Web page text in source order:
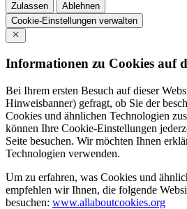
Zulassen
Ablehnen
Cookie-Einstellungen verwalten
Informationen zu Cookies auf
Bei Ihrem ersten Besuch auf dieser
Hinweisbanner) gefragt, ob Sie der
Cookies und ähnlichen Technologien
können Ihre Cookie-Einstellungen
Seite besuchen. Wir möchten Ihnen
Technologien verwenden.
Um zu erfahren, was Cookies und
empfehlen wir Ihnen, die folgende
besuchen: www.allaboutcookies.org